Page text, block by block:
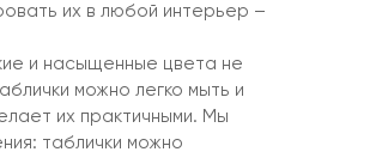
их в любой интерьер –
и насыщенные цвета не
можно легко мыть и
их практичными. Мы
таблички можно